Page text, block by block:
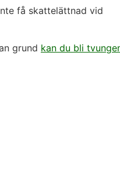
få skattelättnad vid
grund kan du bli